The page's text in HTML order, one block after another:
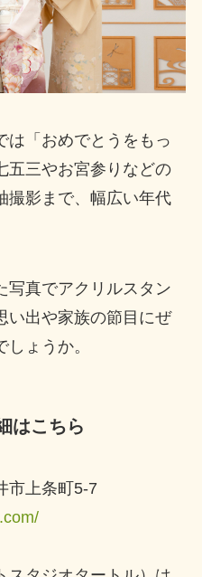
は「おめでとうをもっ
五三やお宮参りなどの
撮影まで、幅広い年代
写真でアクリルスタン
い出や家族の節目にぜ
ょうか。
はこちら
市上条町5-7